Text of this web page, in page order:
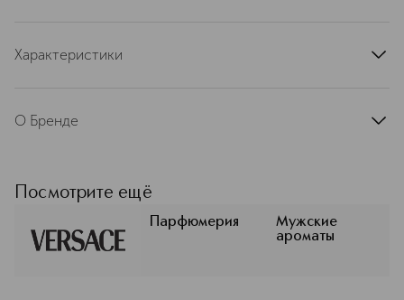
Характеристики
страна производства
О Бренде
империя дизайна, ярких красок и
вечного триумфа красоты и
роскоши. Модный дом Versace
основан в 1978 г. великим кутюрье
Посмотрите ещё
Парфюмерия
Мужские
ароматы